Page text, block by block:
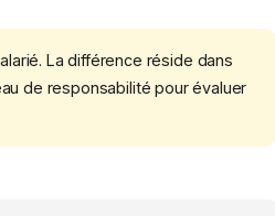
La différence réside dans
de responsabilité pour évaluer